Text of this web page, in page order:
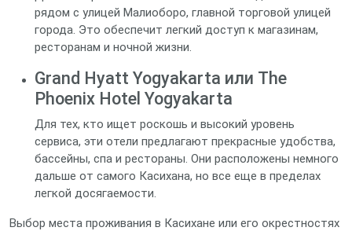
рядом с улицей Малиоборо, главной торговой улицей
города. Это обеспечит легкий доступ к магазинам,
ресторанам и ночной жизни.
Grand Hyatt Yogyakarta или The
Phoenix Hotel Yogyakarta
Для тех, кто ищет роскошь и высокий уровень
сервиса, эти отели предлагают прекрасные удобства,
бассейны, спа и рестораны. Они расположены немного
дальше от самого Касихана, но все еще в пределах
легкой досягаемости.
Выбор места проживания в Касихане или его окрестностях